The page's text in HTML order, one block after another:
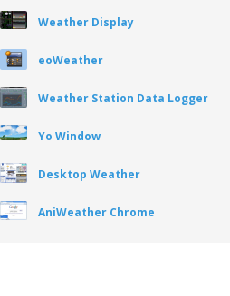
Weather Display
eoWeather
Weather Station Data Logger
Yo Window
Desktop Weather
AniWeather Chrome